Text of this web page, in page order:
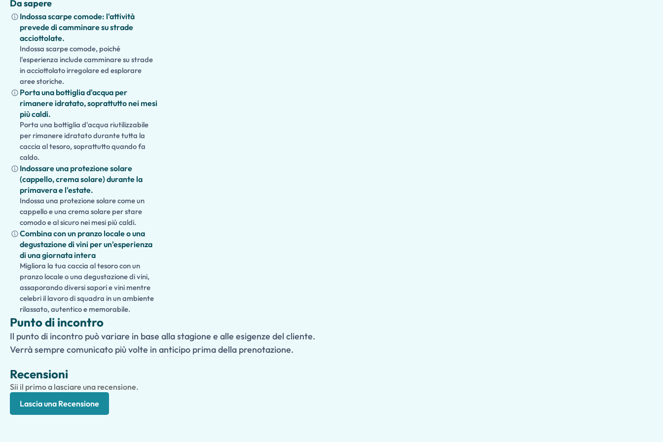
Da sapere
Indossa scarpe comode: l'attività
prevede di camminare su strade
acciottolate.
Indossa scarpe comode, poiché
l'esperienza include camminare su strade
in acciottolato irregolare ed esplorare
aree storiche.
Porta una bottiglia d'acqua per
rimanere idratato, soprattutto nei mesi
più caldi.
Porta una bottiglia d'acqua riutilizzabile
per rimanere idratato durante tutta la
caccia al tesoro, soprattutto quando fa
caldo.
Indossare una protezione solare
(cappello, crema solare) durante la
primavera e l'estate.
Indossa una protezione solare come un
cappello e una crema solare per stare
comodo e al sicuro nei mesi più caldi.
Combina con un pranzo locale o una
degustazione di vini per un'esperienza
di una giornata intera
Migliora la tua caccia al tesoro con un
pranzo locale o una degustazione di vini,
assaporando diversi sapori e vini mentre
celebri il lavoro di squadra in un ambiente
rilassato, autentico e memorabile.
Punto di incontro
Il punto di incontro può variare in base alla stagione e alle esigenze del cliente.
Verrà sempre comunicato più volte in anticipo prima della prenotazione.
Recensioni
Sii il primo a lasciare una recensione.
Lascia una Recensione